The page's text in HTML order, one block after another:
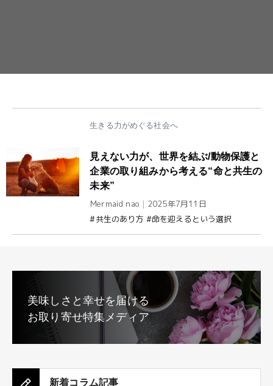
生きる力がめぐる社会へ
見えない力が、世界を結ぶ/動物保護と
企業の取り組みから考える“命と共生の
未来”
Mermaid nao ｜ 2025年7月11日
#共生のあり方 #命を迎えるという選択
美味しさと幸せを届ける
お取り寄せ特集メディア
新着コラム記事